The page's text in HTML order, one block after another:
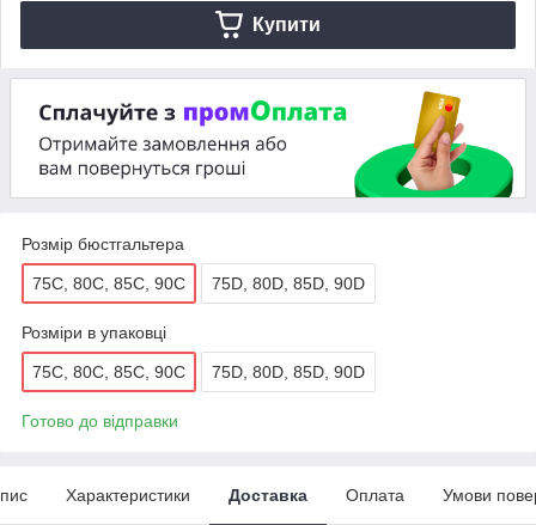
Купити
Розмір бюстгальтера
75C, 80C, 85C, 90C 75D, 80D, 85D, 90D
Розміри в упаковці
75C, 80C, 85C, 90C 75D, 80D, 85D, 90D
Готово до відправки
Характеристики Доставка Оплата Умови